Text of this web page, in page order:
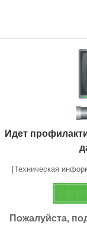
Идет
[Техническая
Пожалуйста,